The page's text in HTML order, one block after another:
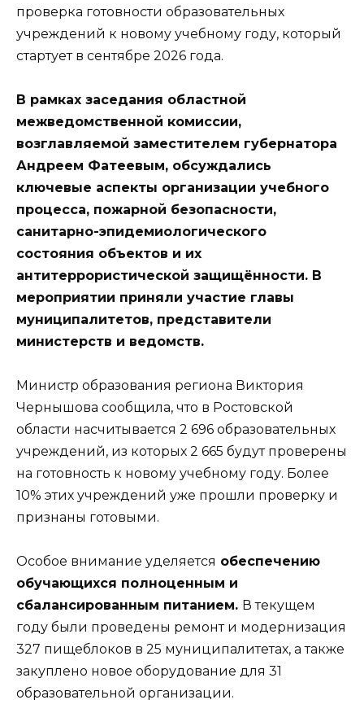
проверка готовности образовательных
учреждений к новому учебному году, который
стартует в сентябре 2026 года.
В рамках заседания областной
межведомственной комиссии,
возглавляемой заместителем губернатора
Андреем Фатеевым, обсуждались
ключевые аспекты организации учебного
процесса, пожарной безопасности,
санитарно-эпидемиологического
состояния объектов и их
антитеррористической защищённости. В
мероприятии приняли участие главы
муниципалитетов, представители
министерств и ведомств.
Министр образования региона Виктория
Чернышова сообщила, что в Ростовской
области насчитывается 2 696 образовательных
учреждений, из которых 2 665 будут проверены
на готовность к новому учебному году. Более
10% этих учреждений уже прошли проверку и
признаны готовыми.
Особое внимание уделяется обеспечению
обучающихся полноценным и
сбалансированным питанием. В текущем
году были проведены ремонт и модернизация
327 пищеблоков в 25 муниципалитетах, а также
закуплено новое оборудование для 31
образовательной организации.